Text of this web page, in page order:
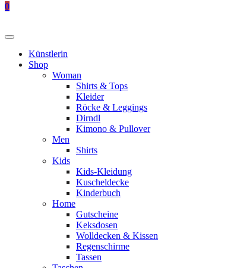
0
Künstlerin
Shop
Woman
Shirts & Tops
Kleider
Röcke & Leggings
Dirndl
Kimono & Pullover
Men
Shirts
Kids
Kids-Kleidung
Kuscheldecke
Kinderbuch
Home
Gutscheine
Keksdosen
Wolldecken & Kissen
Regenschirme
Tassen